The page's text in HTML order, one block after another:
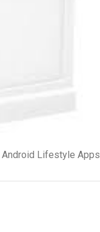
Android Lifestyle Apps